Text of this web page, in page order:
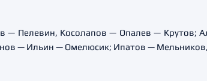
— Пелевин, Косолапов — Опалев — Крутов;
— Ильин — Омелюсик; Ипатов —